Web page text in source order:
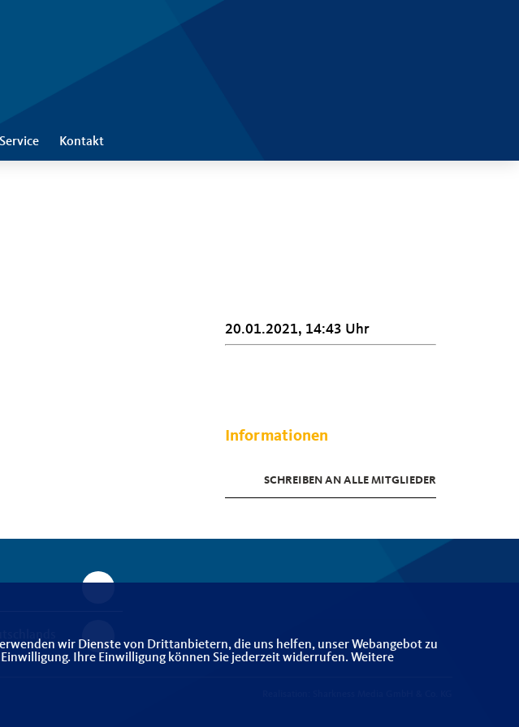
Service Kontakt
20.01.2021, 14:43 Uhr
Informationen
SCHREIBEN AN ALLE MITGLIEDER
wir Dienste von Drittanbietern, die uns helfen, unser Webangebot zu
Ihre Einwilligung können Sie jederzeit widerrufen. Weitere